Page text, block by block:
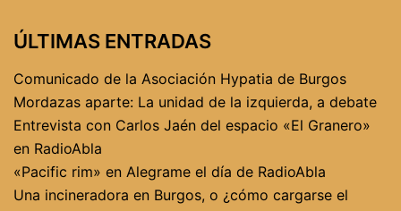
ÚLTIMAS ENTRADAS
Comunicado de la Asociación Hypatia de Burgos
Mordazas aparte: La unidad de la izquierda, a debate
Entrevista con Carlos Jaén del espacio «El Granero»
en RadioAbla
«Pacific rim» en Alegrame el día de RadioAbla
Una incineradora en Burgos, o ¿cómo cargarse el